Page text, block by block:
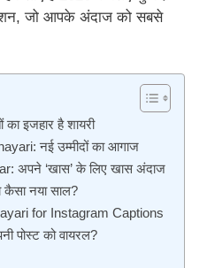
जो आपके अंदाज को सबसे
का इजहार है शायरी
नई उम्मीदों का आगाज
अपने ‘खास’ के लिए खास अंदाज
कैसा नया साल?
for Instagram Captions
पोस्ट को वायरल?